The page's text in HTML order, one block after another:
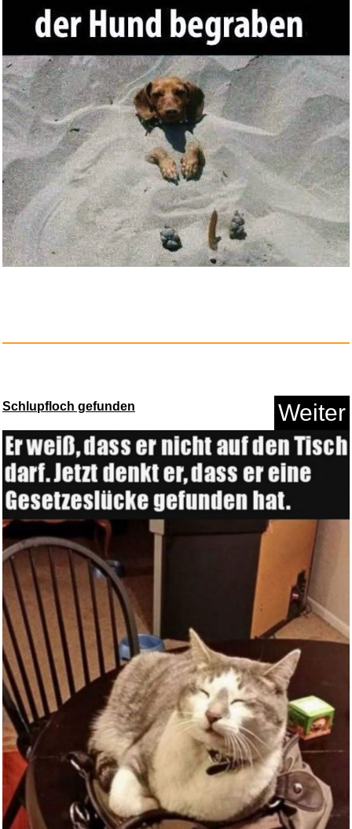
Anzeige
Cape Cod Poliertücher f&u...
music2me.com: Gitarre lernen
Schlupfloch gefunden Weiter